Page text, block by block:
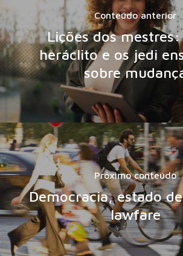
Conteúdo anterior
Lições dos mestres:
heráclito e os jedi
sobre
Próximo conteúdo
Democracia, estado
lawfare